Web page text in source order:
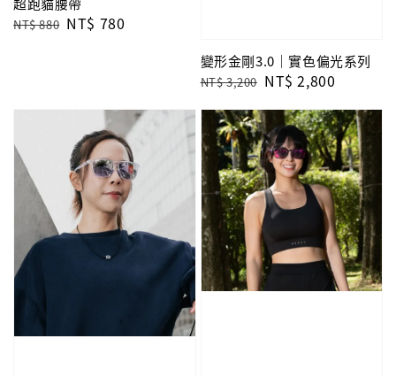
Regular
NT$ 880 Sale
NT$ 780
變形金剛3.0｜實色偏光系列
Regular
NT$ 3,200 Sale
NT$ 2,800